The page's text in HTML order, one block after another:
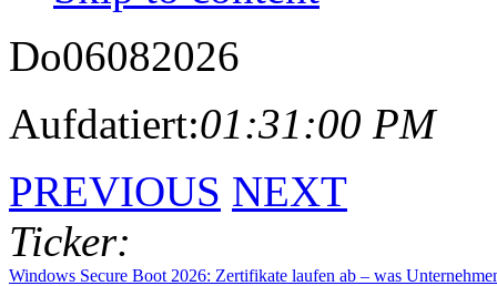
Do06082026
Aufdatiert:01:31:00 PM
PREVIOUS NEXT
Ticker:
Windows Secure Boot 2026: Zertifikate laufen ab – was